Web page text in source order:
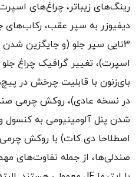
رینگ‌های زیباتر، چراغ‌های
دیفیوزر به سپر عقب،
3تایی سپر جلو (و جایگزین
اسپرت)، تغییر گرافیک چراغ
بای‌زنون با قابلیت چرخش در
در نسخه عادی)، روکش چرمی
صندلی‌ها، از جمله تفاوت‌های